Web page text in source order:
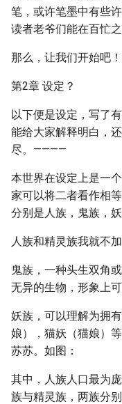
笔，或许笔墨中有些
读者老爷们能在百忙
那么，让我们开始吧！
第2章 设定？
以下便是设定，写了
能给大家解释明白，
尽。————
本世界在设定上是一
家可以将二者看作相
分别是人族，鬼族，
人族和精灵族我就不
鬼族，一种头生双角
无异的生物，形象上
妖族，可以理解为拥
娘），猫妖（猫娘）
苏苏。如图：
其中，人族人口最为
族与精灵族，两族分